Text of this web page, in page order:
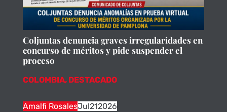
Coljuntas denuncia graves irregularidades en
concurso de méritos y pide suspender el
proceso
COLOMBIA, DESTACADO
Amalfi RosalesJul212026